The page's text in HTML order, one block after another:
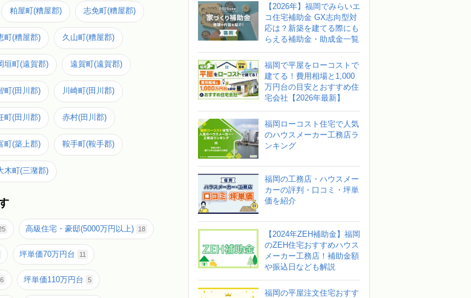
粕屋町(糟屋郡) 志免町(糟屋郡)
町(糟屋郡) 久山町(糟屋郡)
垣町(遠賀郡) 遠賀町(遠賀郡)
町(田川郡) 川崎町(田川郡)
町(田川郡) 赤村(田川郡)
町(築上郡) 鞍手町(鞍手郡)
木町(三潴郡)
高級住宅・豪邸(5000万円以上) 18
坪単価70万円台 11
6 坪単価110万円台 5
【2026年】福岡でみらいエ
コ住宅補助金 GX志向型対
応は？新築を建てる際にも
らえる補助金・助成金一覧
福岡で平屋をローコストで
建てる！費用相場と1,000
万円台の目安とおすすめ住
宅会社【2026年最新】
福岡ローコスト住宅で人気
のハウスメーカー工務店ラ
ンキング
福岡の工務店・ハウスメー
カーの評判・口コミ・坪単
価を紹介
【2024年ZEH補助金】福岡
のZEH住宅おすすめハウス
メーカー工務店！補助金額
や振込日なども解説
福岡の平屋注文住宅おすす